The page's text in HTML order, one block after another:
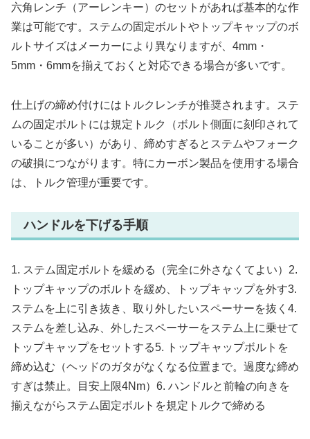
六角レンチ（アーレンキー）のセットがあれば基本的な作
業は可能です。ステムの固定ボルトやトップキャップのボ
ルトサイズはメーカーにより異なりますが、4mm・
5mm・6mmを揃えておくと対応できる場合が多いです。
仕上げの締め付けにはトルクレンチが推奨されます。ステ
ムの固定ボルトには規定トルク（ボルト側面に刻印されて
いることが多い）があり、締めすぎるとステムやフォーク
の破損につながります。特にカーボン製品を使用する場合
は、トルク管理が重要です。
ハンドルを下げる手順
1. ステム固定ボルトを緩める（完全に外さなくてよい）2.
トップキャップのボルトを緩め、トップキャップを外す3.
ステムを上に引き抜き、取り外したいスペーサーを抜く4.
ステムを差し込み、外したスペーサーをステム上に乗せて
トップキャップをセットする5. トップキャップボルトを
締め込む（ヘッドのガタがなくなる位置まで。過度な締め
すぎは禁止。目安上限4Nm）6. ハンドルと前輪の向きを
揃えながらステム固定ボルトを規定トルクで締める